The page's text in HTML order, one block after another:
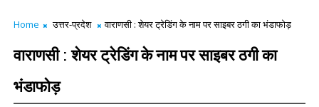
Home उत्तर-प्रदेश वाराणसी : शेयर ट्रेडिंग के नाम पर साइबर ठगी का भंडाफोड़
वाराणसी : शेयर ट्रेडिंग के नाम पर साइबर ठगी का
भंडाफोड़